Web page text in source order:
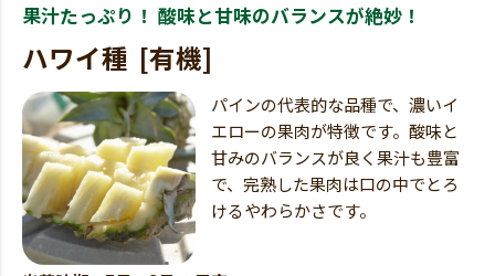
果汁たっぷり！ 酸味と甘味のバランスが絶妙！
ハワイ種 [有機]
パインの代表的な品種で、濃いイ
エローの果肉が特徴です。酸味と
甘みのバランスが良く果汁も豊富
で、完熟した果肉は口の中でとろ
けるやわらかさです。